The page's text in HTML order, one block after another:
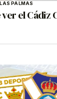
PALMAS
el Cádiz